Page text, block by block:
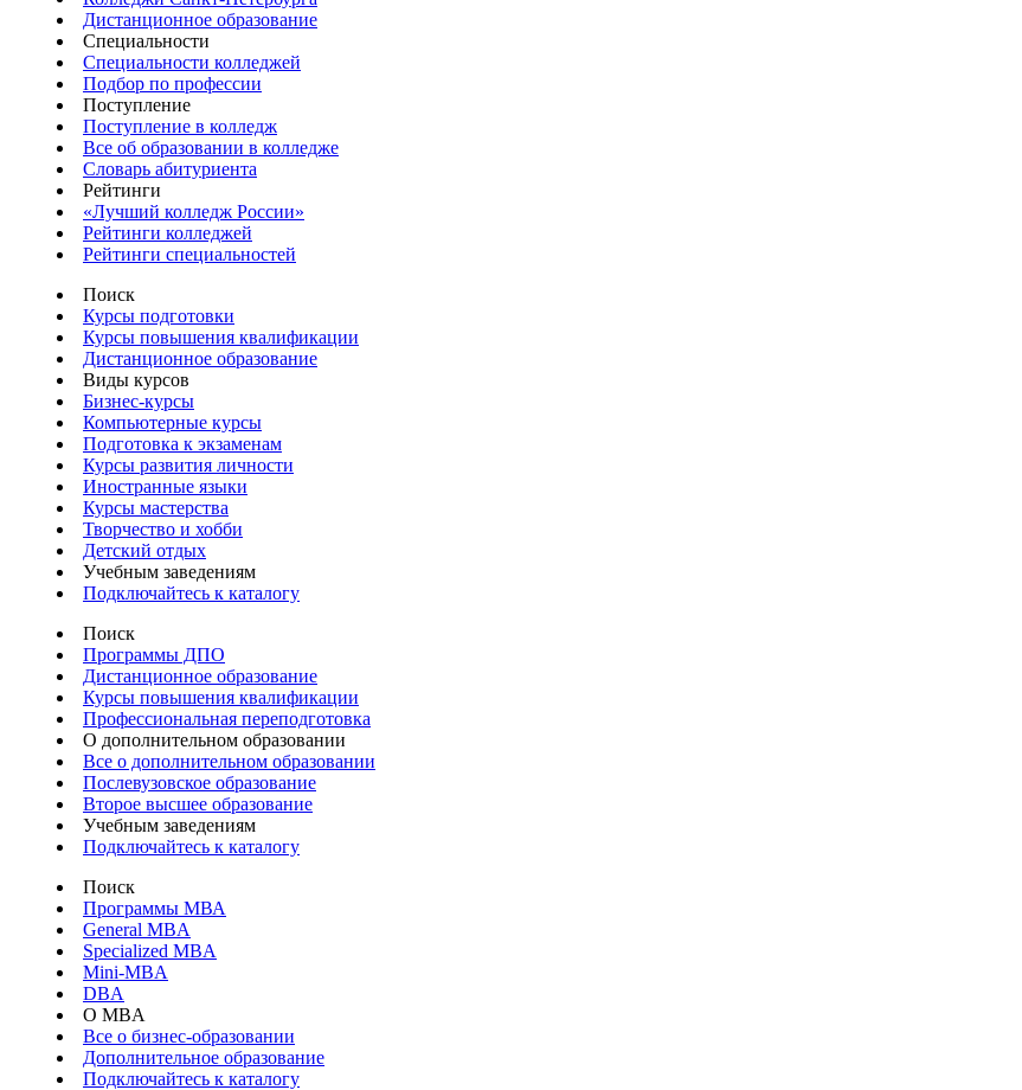
Дистанционное образование
Специальности
Специальности колледжей
Подбор по профессии
Поступление
Поступление в колледж
Все об образовании в колледже
Словарь абитуриента
Рейтинги
«Лучший колледж России»
Рейтинги колледжей
Рейтинги специальностей
Поиск
Курсы подготовки
Курсы повышения квалификации
Дистанционное образование
Виды курсов
Бизнес-курсы
Компьютерные курсы
Подготовка к экзаменам
Курсы развития личности
Иностранные языки
Курсы мастерства
Творчество и хобби
Детский отдых
Учебным заведениям
Подключайтесь к каталогу
Поиск
Программы ДПО
Дистанционное образование
Курсы повышения квалификации
Профессиональная переподготовка
О дополнительном образовании
Все о дополнительном образовании
Послевузовское образование
Второе высшее образование
Учебным заведениям
Подключайтесь к каталогу
Поиск
Программы МВА
General MBA
Specialized MBA
Mini-MBA
DBA
О MBA
Все о бизнес-образовании
Дополнительное образование
Подключайтесь к каталогу